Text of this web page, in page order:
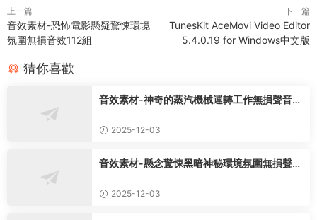
上一篇
音效素材-恐怖電影懸疑驚悚環境
氛圍無損音效112組
下一篇
TunesKit AceMovi Video Editor
5.4.0.19 for Windows中文版
猜你喜歡
音效素材-神奇的蒸汽機械運轉工作無損聲音特
2025-12-03
音效素材-懸念驚悚黑暗神秘環境氛圍無損聲音
2025-12-03